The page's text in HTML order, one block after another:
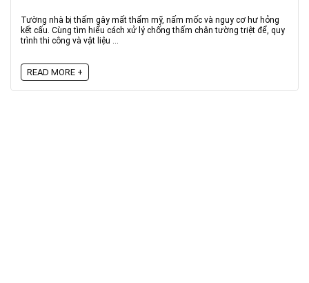
Tường nhà bị thấm gây mất thẩm mỹ, nấm mốc và nguy cơ hư hỏng
kết cấu. Cùng tìm hiểu cách xử lý chống thấm chân tường triệt để, quy
trình thi công và vật liệu ...
READ MORE +